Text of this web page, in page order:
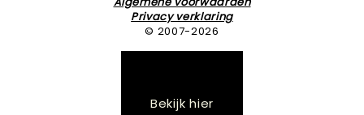
Privacy verklaring
© 2007-2026
Bekijk hier